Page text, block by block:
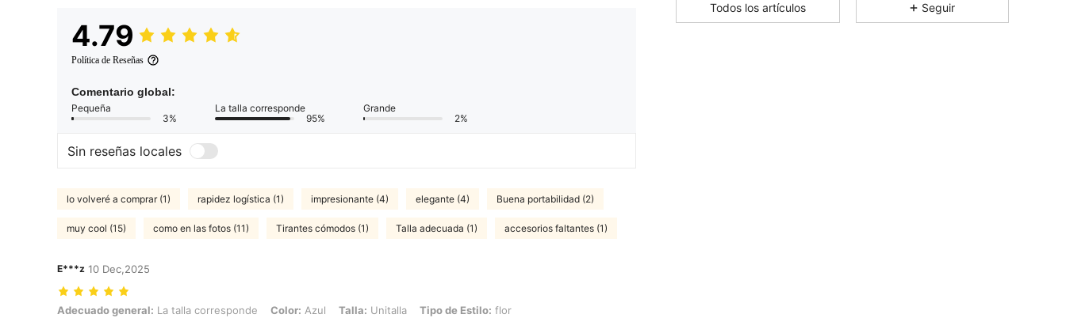
4.79
Política de Reseñas
Comentario global:
Pequeña
3%
La talla corresponde
95%
Grande
2%
Sin reseñas locales
lo volveré a comprar (1) rapidez logística (1) impresionante (4) elegante (4) Buena portabilidad (2)
muy cool (15) como en las fotos (11) Tirantes cómodos (1) Talla adecuada (1) accesorios faltantes (1)
E***z 10 Dec,2025
Adecuado general: La talla corresponde, Color: Azul, Talla: Unitalla, Tipo de Estilo: flor
Adecuado general: La talla corresponde Color: Azul Talla: Unitalla Tipo de Estilo: flor
4.93
Todos los artículos Seguir